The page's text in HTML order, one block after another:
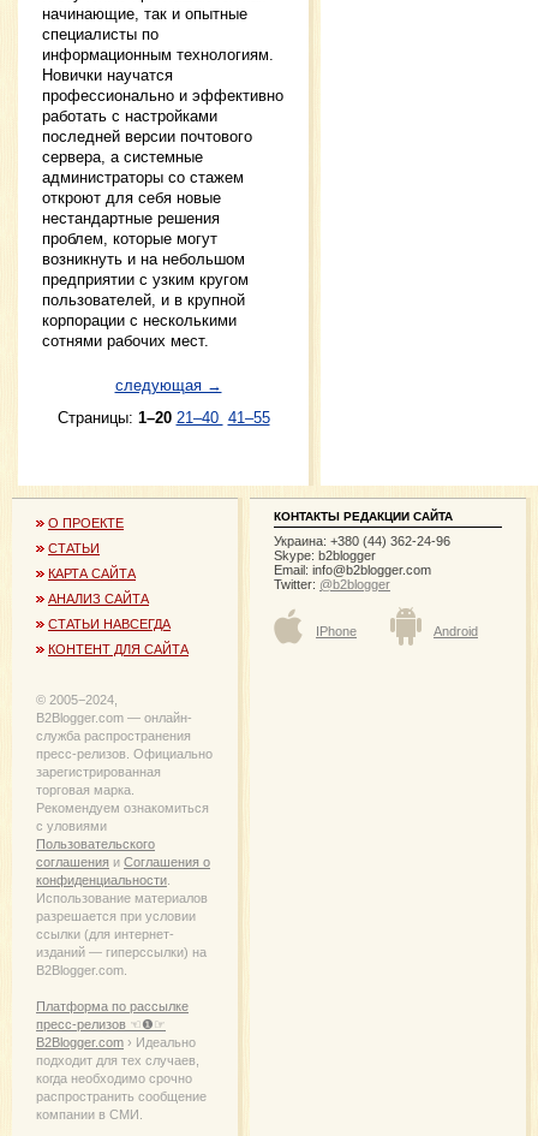
начинающие, так и опытные
специалисты по
информационным технологиям.
Новички научатся
профессионально и эффективно
работать с настройками
последней версии почтового
сервера, а системные
администраторы со стажем
откроют для себя новые
нестандартные решения
проблем, которые могут
возникнуть и на небольшом
предприятии с узким кругом
пользователей, и в крупной
корпорации с несколькими
сотнями рабочих мест.
следующая →
Страницы: 1–20 21–40 41–55
О ПРОЕКТЕ
СТАТЬИ
КАРТА САЙТА
АНАЛИЗ САЙТА
СТАТЬИ НАВСЕГДА
КОНТЕНТ ДЛЯ САЙТА
© 2005−2024,
B2Blogger.com — онлайн-
служба распространения
пресс-релизов. Официально
зарегистрированная
торговая марка.
Рекомендуем ознакомиться
с уловиями
Пользовательского
соглашения и Соглашения о
конфиденциальности
Использование материалов
разрешается при условии
ссылки (для интернет-
изданий — гиперссылки) на
B2Blogger.com.
Платформа по рассылке
пресс-релизов ☜❶☞
B2Blogger.com › Идеально
подходит для тех случаев,
когда необходимо срочно
распространить сообщение
компании в СМИ.
КОНТАКТЫ РЕДАКЦИИ САЙТА
Украина: +380 (44) 362-24-96
Skype: b2blogger
Email: info@b2blogger.com
Twitter: @b2blogger
IPhone Android